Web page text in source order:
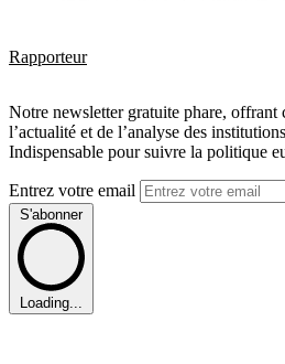
Rapporteur
Notre newsletter gratuite phare, offrant
l’actualité et de l’analyse des
Indispensable pour suivre la politique
Entrez votre email
S'abonner
Loading...